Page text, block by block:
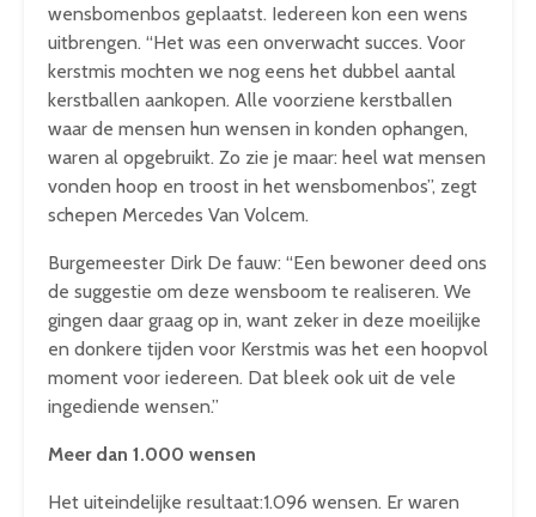
wensbomenbos geplaatst. Iedereen kon een wens
uitbrengen. “Het was een onverwacht succes. Voor
kerstmis mochten we nog eens het dubbel aantal
kerstballen aankopen. Alle voorziene kerstballen
waar de mensen hun wensen in konden ophangen,
waren al opgebruikt. Zo zie je maar: heel wat mensen
vonden hoop en troost in het wensbomenbos”, zegt
schepen Mercedes Van Volcem.
Burgemeester Dirk De fauw: “Een bewoner deed ons
de suggestie om deze wensboom te realiseren. We
gingen daar graag op in, want zeker in deze moeilijke
en donkere tijden voor Kerstmis was het een hoopvol
moment voor iedereen. Dat bleek ook uit de vele
ingediende wensen.”
Meer dan 1.000 wensen
Het uiteindelijke resultaat:1.096 wensen. Er waren